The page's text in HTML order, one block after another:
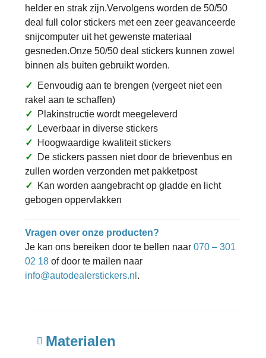
helder en strak zijn.Vervolgens worden de 50/50
deal full color stickers met een zeer geavanceerde
snijcomputer uit het gewenste materiaal
gesneden.Onze 50/50 deal stickers kunnen zowel
binnen als buiten gebruikt worden.
✓ Eenvoudig aan te brengen (vergeet niet een
rakel aan te schaffen)
✓ Plakinstructie wordt meegeleverd
✓ Leverbaar in diverse stickers
✓ Hoogwaardige kwaliteit stickers
✓ De stickers passen niet door de brievenbus en
zullen worden verzonden met pakketpost
✓ Kan worden aangebracht op gladde en licht
gebogen oppervlakken
Vragen over onze producten?
Je kan ons bereiken door te bellen naar 070 – 301
02 18 of door te mailen naar
info@autodealerstickers.nl .
Materialen